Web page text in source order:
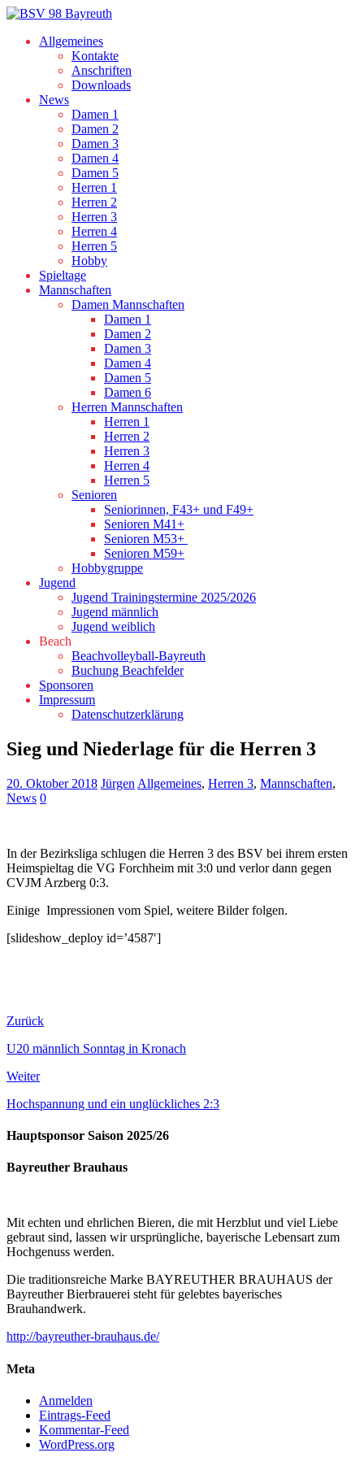
Allgemeines
Kontakte
Anschriften
Downloads
News
Damen 1
Damen 2
Damen 3
Damen 4
Damen 5
Herren 1
Herren 2
Herren 3
Herren 4
Herren 5
Hobby
Spieltage
Mannschaften
Damen Mannschaften
Damen 1
Damen 2
Damen 3
Damen 4
Damen 5
Damen 6
Herren Mannschaften
Herren 1
Herren 2
Herren 3
Herren 4
Herren 5
Senioren
Seniorinnen, F43+ und F49+
Senioren M41+
Senioren M53+
Senioren M59+
Hobbygruppe
Jugend
Jugend Trainingstermine 2025/2026
Jugend männlich
Jugend weiblich
Beach
Beachvolleyball-Bayreuth
Buchung Beachfelder
Sponsoren
Impressum
Datenschutzerklärung
Sieg und Niederlage für die Herren 3
20. Oktober 2018 Jürgen Allgemeines, Herren 3, Mannschaften,
News 0
In der Bezirksliga schlugen die Herren 3 des BSV bei ihrem ersten
Heimspieltag die VG Forchheim mit 3:0 und verlor dann gegen
CVJM Arzberg 0:3.
Einige Impressionen vom Spiel, weitere Bilder folgen.
[slideshow_deploy id=’4587′]
Zurück
U20 männlich Sonntag in Kronach
Weiter
Hochspannung und ein unglückliches 2:3
Hauptsponsor Saison 2025/26
Bayreuther Brauhaus
Mit echten und ehrlichen Bieren, die mit Herzblut und viel Liebe
gebraut sind, lassen wir ursprüngliche, bayerische Lebensart zum
Hochgenuss werden.
Die traditionsreiche Marke BAYREUTHER BRAUHAUS der
Bayreuther Bierbrauerei steht für gelebtes bayerisches
Brauhandwerk.
http://bayreuther-brauhaus.de/
Meta
Anmelden
Eintrags-Feed
Kommentar-Feed
WordPress.org